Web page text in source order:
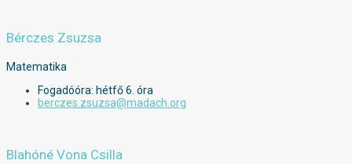
Bérczes Zsuzsa
Matematika
Fogadóóra: hétfő 6. óra
berczes.zsuzsa@madach.org
Blahóné Vona Csilla